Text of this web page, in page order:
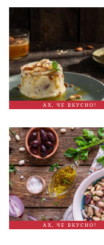
АХ, ЧЕ ВКУСНО!
АХ, ЧЕ ВКУСНО!